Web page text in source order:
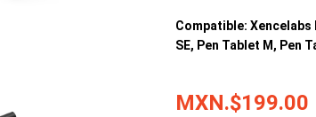
Compatible: Xencelabs
SE, Pen Tablet M, Pen
MXN.$199.00